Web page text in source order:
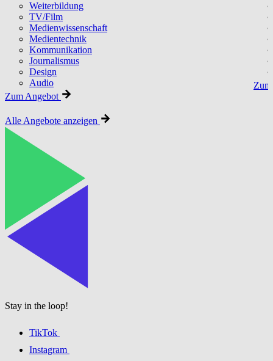
Weiterbildung
TV/Film
Medienwissenschaft
Medientechnik
Kommunikation
Journalismus
Design
Audio
Zum Angebot
Alle Angebote anzeigen
Stay in the loop!
TikTok
Instagram